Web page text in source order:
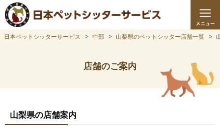
日本ペットシッターサービス 中部 山梨県のペットシッター店舗一覧
店舗のご案内
山梨県の店舗案内